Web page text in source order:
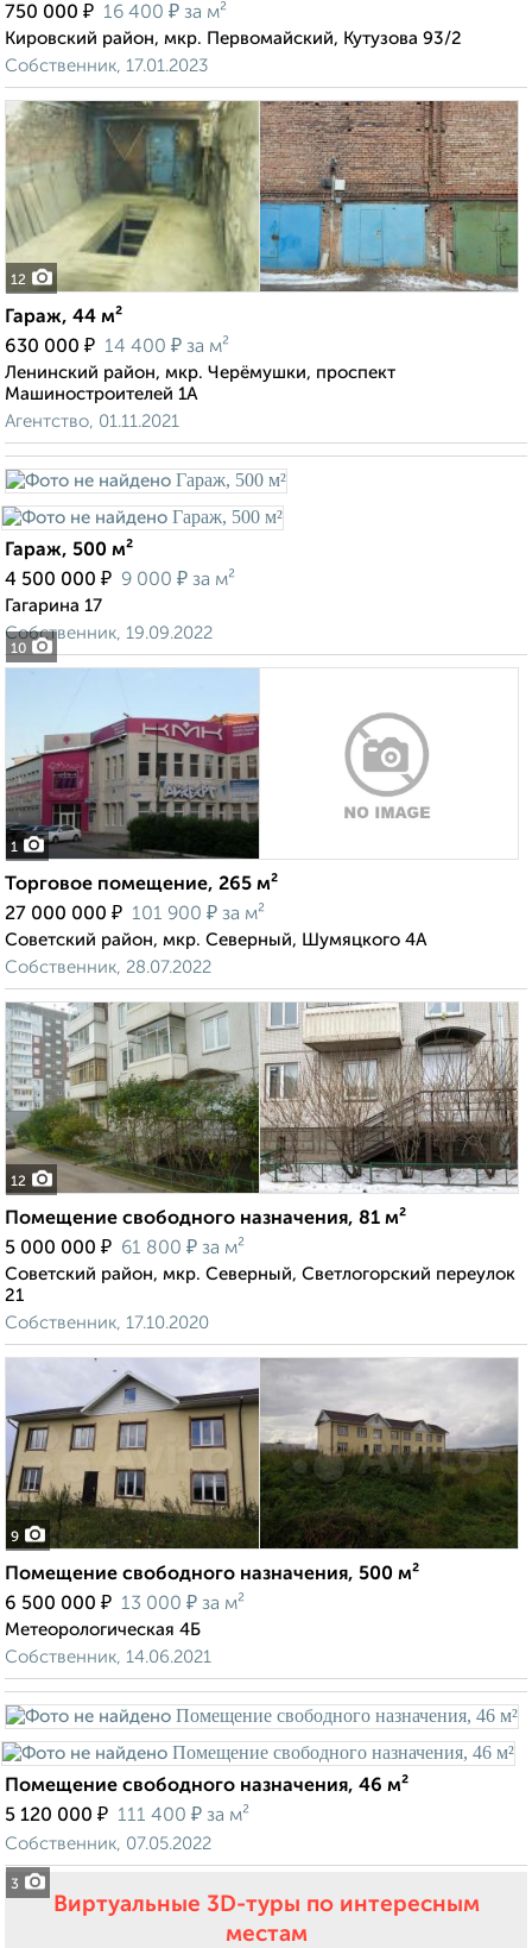
750 000 ₽ 16 400 ₽ за м²
Кировский район, мкр. Первомайский, Кутузова 93/2
Собственник, 17.01.2023
12
Гараж, 44 м²
630 000 ₽ 14 400 ₽ за м²
Ленинский район, мкр. Черёмушки, проспект
Машиностроителей 1А
Агентство, 01.11.2021
10
Гараж, 500 м²
4 500 000 ₽ 9 000 ₽ за м²
Гагарина 17
Собственник, 19.09.2022
1
Торговое помещение, 265 м²
27 000 000 ₽ 101 900 ₽ за м²
Советский район, мкр. Северный, Шумяцкого 4А
Собственник, 28.07.2022
12
Помещение свободного назначения, 81 м²
5 000 000 ₽ 61 800 ₽ за м²
Советский район, мкр. Северный, Светлогорский переулок
21
Собственник, 17.10.2020
9
Помещение свободного назначения, 500 м²
6 500 000 ₽ 13 000 ₽ за м²
Метеорологическая 4Б
Собственник, 14.06.2021
3
Помещение свободного назначения, 46 м²
5 120 000 ₽ 111 400 ₽ за м²
Собственник, 07.05.2022
Виртуальные 3D-туры по интересным
местам